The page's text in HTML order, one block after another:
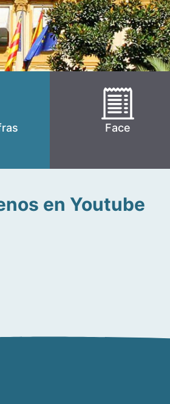
Face
en Youtube